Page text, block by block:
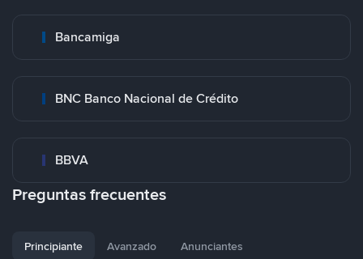
Bancamiga
BNC Banco Nacional de Crédito
BBVA
Preguntas frecuentes
Principiante Avanzado Anunciantes